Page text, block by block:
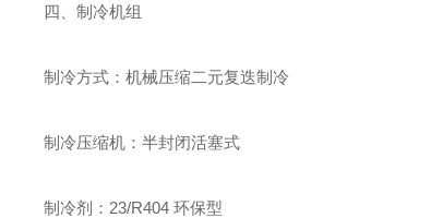
四、制冷机组
制冷方式：机械压缩二元复迭制冷
制冷压缩机：半封闭活塞式
制冷剂：23/R404 环保型